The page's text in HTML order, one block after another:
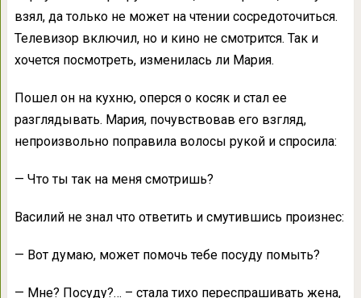
взял, да только не может на чтении сосредоточиться.
Телевизор включил, но и кино не смотрится. Так и
хочется посмотреть, изменилась ли Мария.
Пошел он на кухню, оперся о косяк и стал ее
разглядывать. Мария, почувствовав его взгляд,
непроизвольно поправила волосы рукой и спросила:
— Что ты так на меня смотришь?
Василий не знал что ответить и смутившись произнес:
— Вот думаю, может помочь тебе посуду помыть?
— Мне? Посуду?… – стала тихо переспрашивать жена,